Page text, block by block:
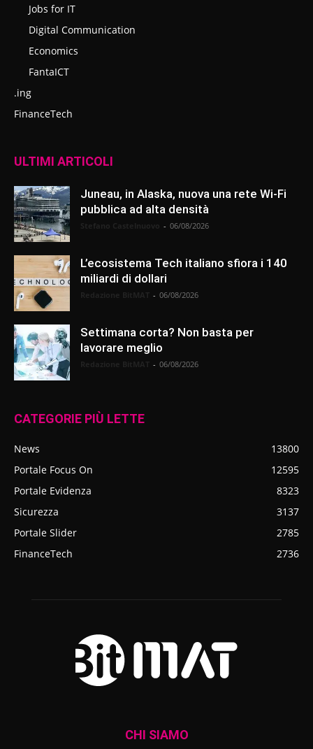
Jobs for IT
Digital Communication
Economics
FantaICT
.ing
FinanceTech
ULTIMI ARTICOLI
Juneau, in Alaska, nuova una rete Wi-Fi
pubblica ad alta densità
- 06/08/2026
L’ecosistema Tech italiano sfiora i 140
miliardi di dollari
- 06/08/2026
Settimana corta? Non basta per
lavorare meglio
- 06/08/2026
CATEGORIE PIÙ LETTE
News
13800
Portale Focus On
12595
Portale Evidenza
8323
Sicurezza
3137
Portale Slider
2785
FinanceTech
2736
CHI SIAMO